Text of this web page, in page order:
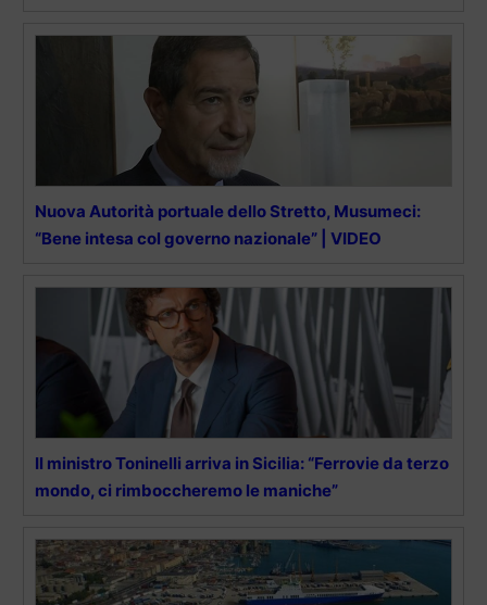
Nuova Autorità portuale dello Stretto, Musumeci:
“Bene intesa col governo nazionale” | VIDEO
Il ministro Toninelli arriva in Sicilia: “Ferrovie da terzo
mondo, ci rimboccheremo le maniche”